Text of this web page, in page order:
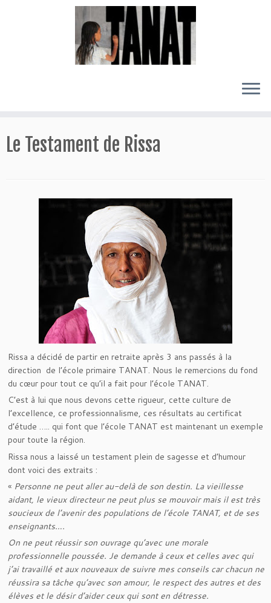
au
contenu
Le Testament de Rissa
Rissa a décidé de partir en retraite après 3 ans passés à la
direction de l’école primaire TANAT. Nous le remercions du fond
du cœur pour tout ce qu’il a fait pour l’école TANAT.
C’est à lui que nous devons cette rigueur, cette culture de
l’excellence, ce professionnalisme, ces résultats au certificat
d’étude ….. qui font que l’école TANAT est maintenant un exemple
pour toute la région.
Rissa nous a laissé un testament plein de sagesse et d’humour
dont voici des extraits :
« Personne ne peut aller au-delà de son destin. La vieillesse
aidant, le vieux directeur ne peut plus se mouvoir mais il est très
soucieux de l’avenir des populations de l’école TANAT, et de ses
enseignants….
On ne peut réussir son ouvrage qu’avec une morale
professionnelle poussée. Je demande à ceux et celles avec qui
j’ai travaillé et aux nouveaux de suivre mes conseils car chacun ne
réussira sa tâche qu’avec son amour, le respect des autres et des
élèves et le désir d’aider ceux qui sont en détresse.